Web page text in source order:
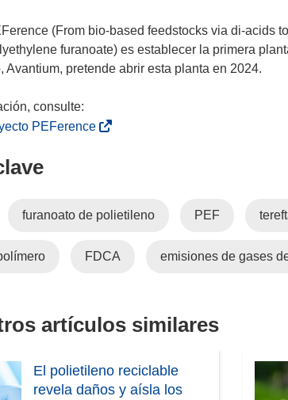
(From bio-based feedstocks via di-acids
furanoate) es establecer la primera
Avantium, pretende abrir esta planta en 2024.
PEFerence(
r
r
n
u
a
n
furanoato de polietileno PEF
FDCA emisiones de gases
artículos similares
El polietileno reciclable
revela daños y aísla los